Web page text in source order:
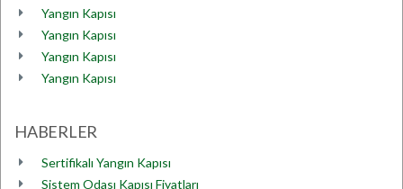
Yangın Kapısı
Yangın Kapısı
Yangın Kapısı
Yangın Kapısı
HABERLER
Sertifikalı Yangın Kapısı
Sistem Odası Kapısı Fiyatları